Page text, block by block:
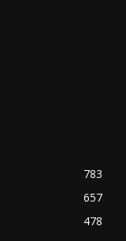
783
657
478